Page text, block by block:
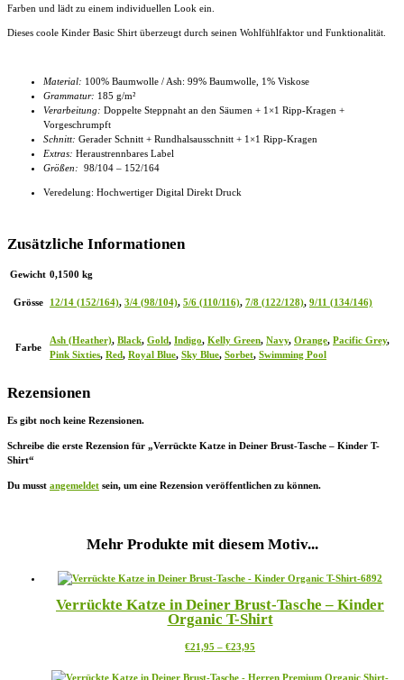
Farben und lädt zu einem individuellen Look ein.
Dieses coole Kinder Basic Shirt überzeugt durch seinen Wohlfühlfaktor und Funktionalität.
Material: 100% Baumwolle / Ash: 99% Baumwolle, 1% Viskose
Grammatur: 185 g/m²
Verarbeitung: Doppelte Steppnaht an den Säumen + 1×1 Ripp-Kragen +
Vorgeschrumpft
Schnitt: Gerader Schnitt + Rundhalsausschnitt + 1×1 Ripp-Kragen
Extras: Heraustrennbares Label
Größen: 98/104 – 152/164
Veredelung: Hochwertiger Digital Direkt Druck
Zusätzliche Informationen
Gewicht 0,1500 kg
Grösse 12/14 (152/164), 3/4 (98/104), 5/6 (110/116), 7/8 (122/128), 9/11 (134/146)
Farbe
Ash (Heather), Black, Gold, Indigo, Kelly Green, Navy, Orange, Pacific Grey,
Pink Sixties, Red, Royal Blue, Sky Blue, Sorbet, Swimming Pool
Rezensionen
Es gibt noch keine Rezensionen.
Schreibe die erste Rezension für „Verrückte Katze in Deiner Brust-Tasche – Kinder T-
Shirt“
Du musst angemeldet sein, um eine Rezension veröffentlichen zu können.
Mehr Produkte mit diesem Motiv...
Verrückte Katze in Deiner Brust-Tasche – Kinder
Organic T-Shirt
€21,95 – €23,95
bis
weist